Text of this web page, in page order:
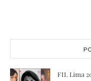
FIL Lima